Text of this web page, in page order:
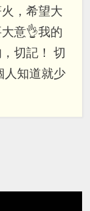
，希望大
意👌我的
切記！ 切
人知道就少